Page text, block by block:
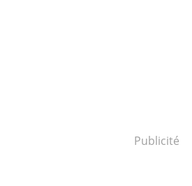
Publicité